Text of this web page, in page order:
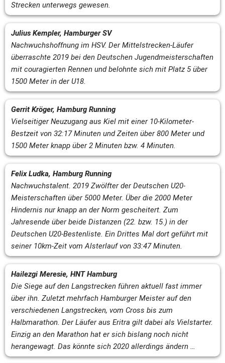
Strecken unterwegs gewesen.
Julius Kempler, Hamburger SV
Nachwuchshoffnung im HSV. Der Mittelstrecken-Läufer
überraschte 2019 bei den Deutschen Jugendmeisterschaften
mit couragierten Rennen und belohnte sich mit Platz 5 über
1500 Meter in der U18.
Gerrit Kröger, Hamburg Running
Vielseitiger Neuzugang aus Kiel mit einer 10-Kilometer-
Bestzeit von 32:17 Minuten und Zeiten über 800 Meter und
1500 Meter knapp über 2 Minuten bzw. 4 Minuten.
Felix Ludka, Hamburg Running
Nachwuchstalent. 2019 Zwölfter der Deutschen U20-
Meisterschaften über 5000 Meter. Über die 2000 Meter
Hindernis nur knapp an der Norm gescheitert. Zum
Jahresende über beide Distanzen (22. bzw. 15.) in der
Deutschen U20-Bestenliste. Ein Drittes Mal dort geführt mit
seiner 10km-Zeit vom Alsterlauf von 33:47 Minuten.
Hailezgi Meresie, HNT Hamburg
Die Siege auf den Langstrecken führen aktuell fast immer
über ihn. Zuletzt mehrfach Hamburger Meister auf den
verschiedenen Langstrecken, vom Cross bis zum
Halbmarathon. Der Läufer aus Eritra gilt dabei als Vielstarter.
Einzig an den Marathon hat er sich bislang noch nicht
herangewagt. Das könnte sich 2020 allerdings ändern …